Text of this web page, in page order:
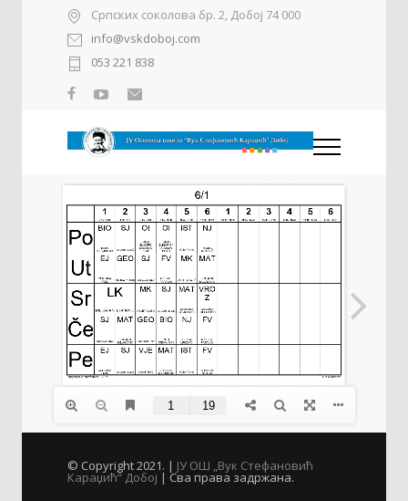
Српских соколова бр. 2, Добој 74 000
info@vskdoboj.com
053 221 838
© Copyright 2021. | ЈУ ОШ „Вук Стефановић
Караџић“ Добој | Сва права задржана.